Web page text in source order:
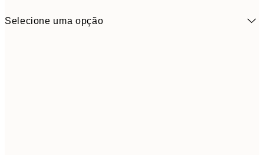
Selecione uma opção